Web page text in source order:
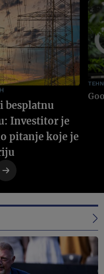
besplatnu
Investitor je
pitanje koje je